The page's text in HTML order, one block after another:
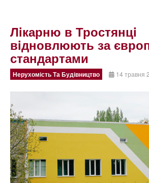
Лiкарню в Тростянцi
вiдновлюють за
стандартами
Нерухомість Та Будівництво 14 травня